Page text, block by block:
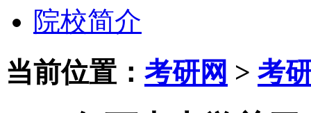
院校简介
当前位置： 考研网 > 考